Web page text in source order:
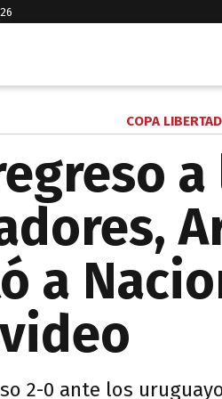
COPA
a
a
2-0 ante los